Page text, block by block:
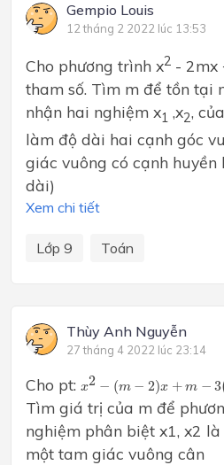
Gempio Louis
12 tháng 2 2022 lúc 13:53
Cho phương trình x2 - 2mx
tham số. Tìm m để tồn tại
nhận hai nghiệm x1 ,x2,
làm độ dài hai cạnh góc
giác vuông có cạnh huyền
dài)
Xem chi tiết
Lớp 9 Toán
Thùy Anh Nguyễn
27 tháng 4 2022 lúc 23:14
Cho pt: x2 − (m − 2)x + m − 3
2
Tìm giá trị của m để
nghiệm phân biệt x1, x2
một tam giác vuông cân